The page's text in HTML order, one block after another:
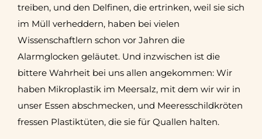
treiben, und den Delfinen, die ertrinken, weil sie sich
im Müll verheddern, haben bei vielen
Wissenschaftlern schon vor Jahren die
Alarmglocken geläutet. Und inzwischen ist die
bittere Wahrheit bei uns allen angekommen: Wir
haben Mikroplastik im Meersalz, mit dem wir wir in
unser Essen abschmecken, und Meeresschildkröten
fressen Plastiktüten, die sie für Quallen halten.